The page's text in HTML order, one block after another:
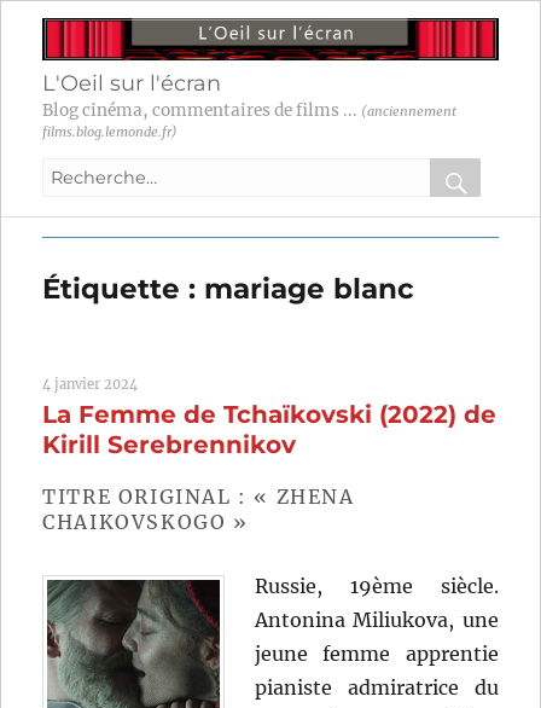
L'Oeil sur l'écran
Blog cinéma, commentaires de films ... (anciennement
films.blog.lemonde.fr)
Recherche
:
OK
Étiquette : mariage blanc
4 janvier 2024
La Femme de Tchaïkovski (2022) de
Kirill Serebrennikov
TITRE ORIGINAL : « ZHENA
CHAIKOVSKOGO »
Russie, 19ème siècle.
Antonina Miliukova, une
jeune femme apprentie
pianiste admiratrice du